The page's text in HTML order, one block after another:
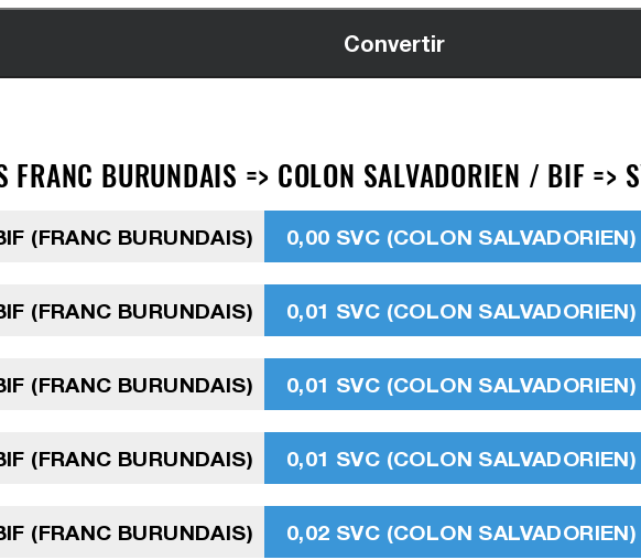
FRANC BURUNDAIS => COLON SALVADORIEN / BIF =>
(FRANC BURUNDAIS) 0,00 SVC (COLON SALVADORIEN)
(FRANC BURUNDAIS) 0,01 SVC (COLON SALVADORIEN)
(FRANC BURUNDAIS) 0,01 SVC (COLON SALVADORIEN)
(FRANC BURUNDAIS) 0,01 SVC (COLON SALVADORIEN)
(FRANC BURUNDAIS) 0,02 SVC (COLON SALVADORIEN)